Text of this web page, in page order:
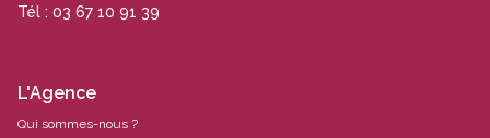
Tél : 03 67 10 91 39
L'Agence
Qui sommes-nous ?